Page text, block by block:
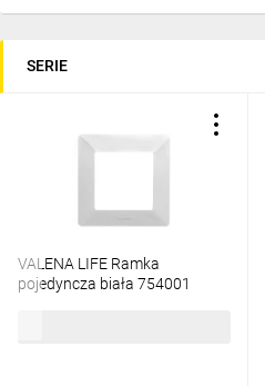
SERIE
VALENA LIFE Ramka
pojedyncza biała 754001